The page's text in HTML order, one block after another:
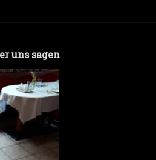
uns sagen